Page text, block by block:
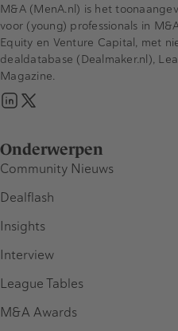
Onderwerpen
Community Nieuws
Dealflash
Insights
Interview
League Tables
M&A Awards
M&A (MenA.nl) is het
voor (young) professionals in
Equity en Venture Capital, met
dealdatabase (Dealmaker.nl),
Magazine.